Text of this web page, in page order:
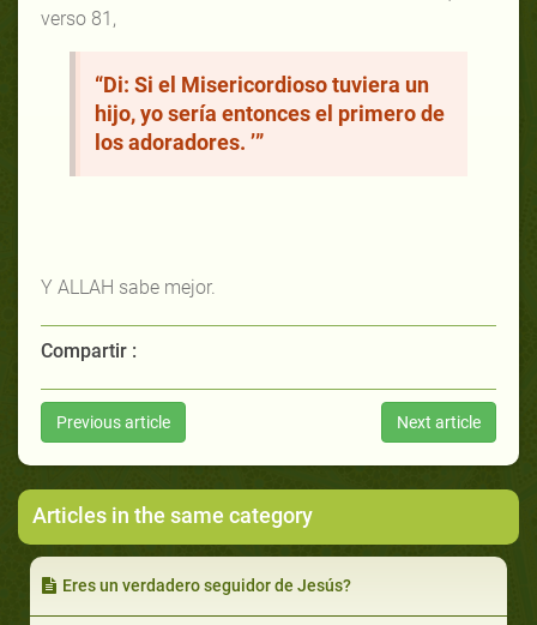
verso 81,
“Di: Si el Misericordioso tuviera un
hijo, yo sería entonces el primero de
los adoradores. ’”
Y ALLAH sabe mejor.
Compartir :
Previous article Next article
Articles in the same category
Eres un verdadero seguidor de Jesús?